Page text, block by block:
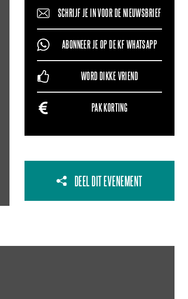
SCHRIJF JE IN VOOR DE NIEUWSBRIEF
ABONNEER JE OP DE KF WHATSAPP
WORD DIKKE VRIEND
PAK KORTING
DEEL DIT EVENEMENT